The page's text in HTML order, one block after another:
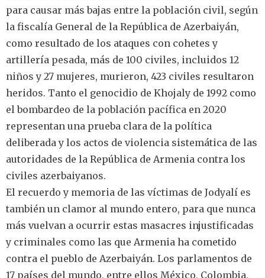
para causar más bajas entre la población civil, según
la fiscalía General de la República de Azerbaiyán,
como resultado de los ataques con cohetes y
artillería pesada, más de 100 civiles, incluidos 12
niños y 27 mujeres, murieron, 423 civiles resultaron
heridos. Tanto el genocidio de Khojaly de 1992 como
el bombardeo de la población pacífica en 2020
representan una prueba clara de la política
deliberada y los actos de violencia sistemática de las
autoridades de la República de Armenia contra los
civiles azerbaiyanos.
El recuerdo y memoria de las víctimas de Jodyalí es
también un clamor al mundo entero, para que nunca
más vuelvan a ocurrir estas masacres injustificadas
y criminales como las que Armenia ha cometido
contra el pueblo de Azerbaiyán. Los parlamentos de
17 países del mundo, entre ellos México, Colombia,